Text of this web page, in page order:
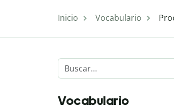
Inicio Vocabulario
Vocabulario